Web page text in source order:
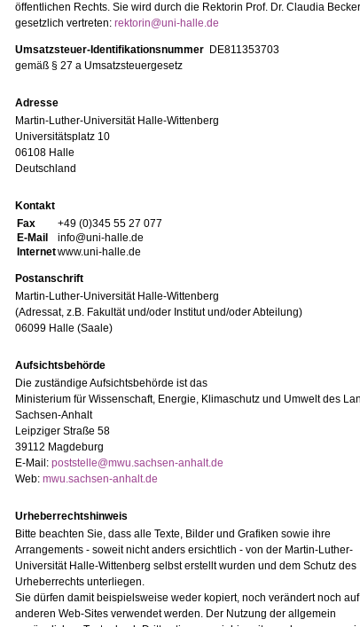
öffentlichen Rechts. Sie wird durch die Rektorin Prof. Dr. Claudia Becker
gesetzlich vertreten: rektorin@uni-halle.de
Umsatzsteuer-Identifikationsnummer DE811353703
gemäß § 27 a Umsatzsteuergesetz
Adresse
Martin-Luther-Universität Halle-Wittenberg
Universitätsplatz 10
06108 Halle
Deutschland
Kontakt
Fax
+49 (0)345 55 27 077
E-Mail
info@uni-halle.de
Internetwww.uni-halle.de
Postanschrift
Martin-Luther-Universität Halle-Wittenberg
(Adressat, z.B. Fakultät und/oder Institut und/oder Abteilung)
06099 Halle (Saale)
Aufsichtsbehörde
Die zuständige Aufsichtsbehörde ist das
Ministerium für Wissenschaft, Energie, Klimaschutz und Umwelt des
Sachsen-Anhalt
Leipziger Straße 58
39112 Magdeburg
E-Mail: poststelle@mwu.sachsen-anhalt.de
Web: mwu.sachsen-anhalt.de
Urheberrechtshinweis
Bitte beachten Sie, dass alle Texte, Bilder und Grafiken sowie ihre
Arrangements - soweit nicht anders ersichtlich - von der Martin-Luther-
Universität Halle-Wittenberg selbst erstellt wurden und dem Schutz des
Urheberrechts unterliegen.
Sie dürfen damit beispielsweise weder kopiert, noch verändert noch auf
anderen Web-Sites verwendet werden. Der Nutzung der allgemein